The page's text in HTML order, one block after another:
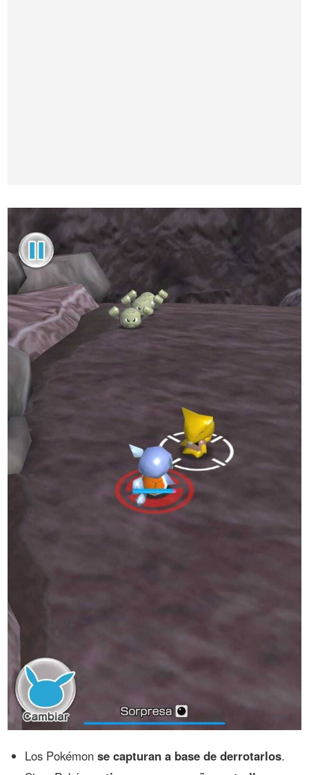
Los Pokémonse capturan a base de derrotarlos.